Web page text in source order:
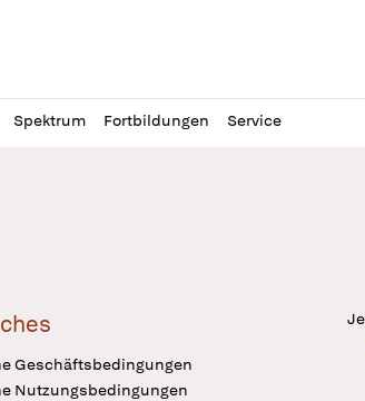
Spektrum Fortbildungen Service
Geschäftsbedingungen
Nutzungsbedingungen